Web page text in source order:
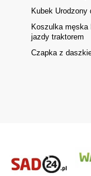
Kubek Urodzony
Koszulka męska
jazdy traktorem
Czapka z